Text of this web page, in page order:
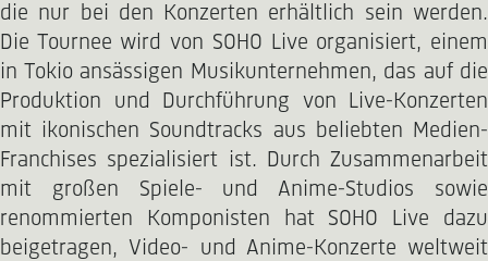
die nur bei den Konzerten erhältlich sein werden.
Die Tournee wird von SOHO Live organisiert, einem
in Tokio ansässigen Musikunternehmen, das auf die
Produktion und Durchführung von Live-Konzerten
mit ikonischen Soundtracks aus beliebten Medien-
Franchises spezialisiert ist. Durch Zusammenarbeit
mit großen Spiele- und Anime-Studios sowie
renommierten Komponisten hat SOHO Live dazu
beigetragen, Video- und Anime-Konzerte weltweit